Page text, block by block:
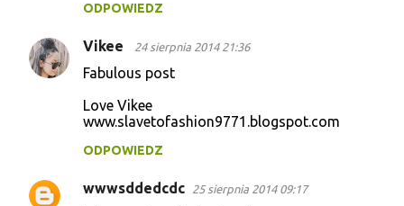
ODPOWIEDZ
Vikee 24 sierpnia 2014 21:36
Fabulous post
Love Vikee
www.slavetofashion9771.blogspot.com
ODPOWIEDZ
wwwsddedcdc 25 sierpnia 2014 09:17